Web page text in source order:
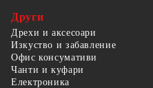
Други
Дрехи и аксесоари
Изкуство и забавление
Офис консумативи
Чанти и куфари
Електроника